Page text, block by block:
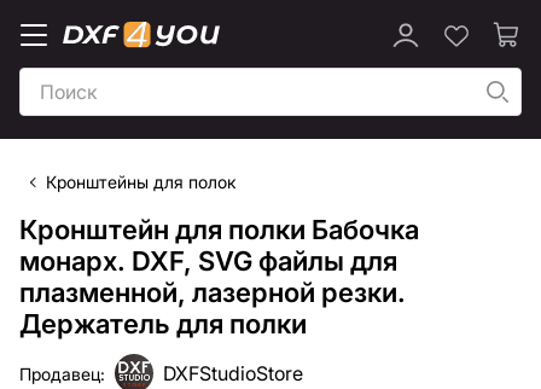
Кронштейны для полок
Кронштейн для полки Бабочка
монарх. DXF, SVG файлы для
плазменной, лазерной резки.
Держатель для полки
Продавец: DXFStudioStore